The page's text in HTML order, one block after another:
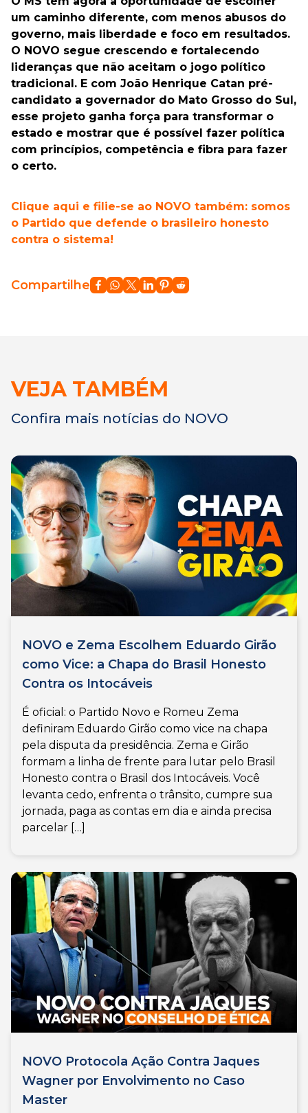
um caminho diferente, com menos abusos do
governo, mais liberdade e foco em resultados.
O NOVO segue crescendo e fortalecendo
lideranças que não aceitam o jogo político
tradicional. E com João Henrique Catan pré-
candidato a governador do Mato Grosso do Sul,
esse projeto ganha força para transformar o
estado e mostrar que é possível fazer política
com princípios, competência e fibra para fazer
o certo.
Clique aqui e filie-se ao NOVO também: somos
o Partido que defende o brasileiro honesto
contra o sistema!
Compartilhe
VEJA TAMBÉM
Confira mais notícias do NOVO
NOVO e Zema Escolhem Eduardo Girão
como Vice: a Chapa do Brasil Honesto
Contra os Intocáveis
É oficial: o Partido Novo e Romeu Zema
definiram Eduardo Girão como vice na chapa
pela disputa da presidência. Zema e Girão
formam a linha de frente para lutar pelo Brasil
Honesto contra o Brasil dos Intocáveis. Você
levanta cedo, enfrenta o trânsito, cumpre sua
jornada, paga as contas em dia e ainda precisa
parcelar […]
NOVO Protocola Ação Contra Jaques
Wagner por Envolvimento no Caso
Master